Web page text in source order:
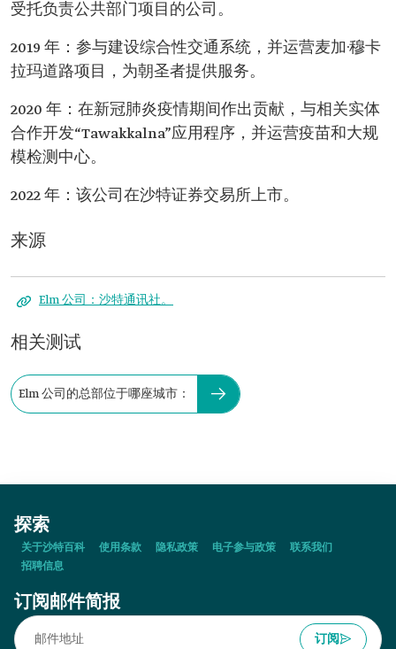
受托负责公共部门项目的公司。
2019 年：参与建设综合性交通系统，并运营麦加·穆卡
拉玛道路项目，为朝圣者提供服务。
2020 年：在新冠肺炎疫情期间作出贡献，与相关实体
合作开发“Tawakkalna”应用程序，并运营疫苗和大规
模检测中心。
2022 年：该公司在沙特证券交易所上市。
来源
Elm 公司： 沙特通讯社。
相关测试
Elm 公司的总部位于哪座城市：
探索
关于沙特百科 使用条款 隐私政策 电子参与政策
联系我们
招聘信息
订阅邮件简报
订阅